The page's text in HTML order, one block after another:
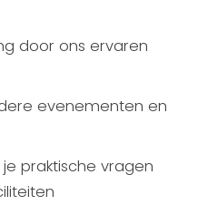
door ons ervaren
evenementen en
praktische vragen